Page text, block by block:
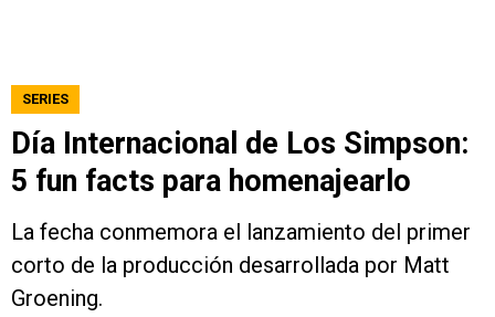
SERIES
Día Internacional de Los Simpson:
5 fun facts para homenajearlo
La fecha conmemora el lanzamiento del primer
corto de la producción desarrollada por Matt
Groening.